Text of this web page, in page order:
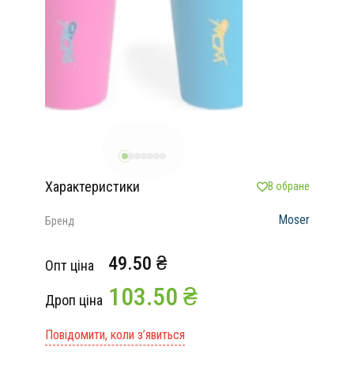
Характеристики В обране
Бренд Moser
Опт ціна 49.50 ₴
Дроп ціна 103.50 ₴
Повідомити, коли з’явиться